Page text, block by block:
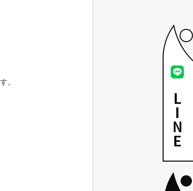
。